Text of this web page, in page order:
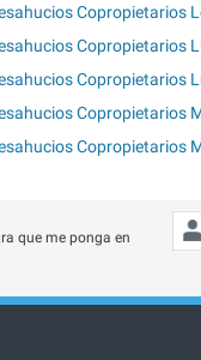
Copropietarios
Copropietarios
Copropietarios
Copropietarios
Copropietarios
que me ponga en